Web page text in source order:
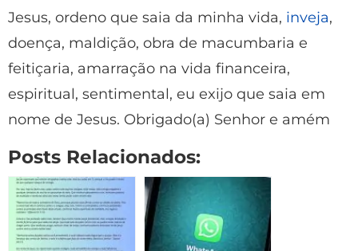
Jesus, ordeno que saia da minha vida, inveja,
doença, maldição, obra de macumbaria e
feitiçaria, amarração na vida financeira,
espiritual, sentimental, eu exijo que saia em
nome de Jesus. Obrigado(a) Senhor e amém
Posts Relacionados: